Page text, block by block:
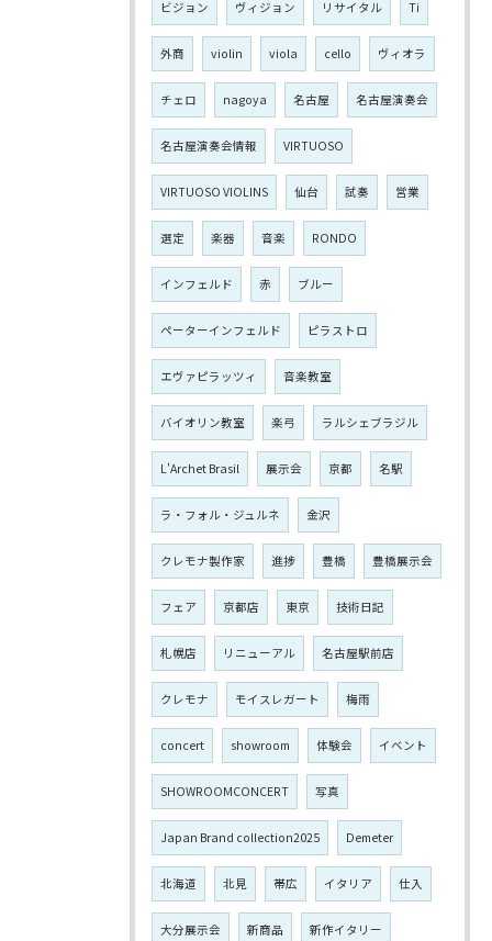
ビジョン ヴィジョン リサイタル Ti
外商 violin viola cello ヴィオラ
チェロ nagoya 名古屋 名古屋演奏会
名古屋演奏会情報 VIRTUOSO
VIRTUOSO VIOLINS 仙台 試奏 営業
選定 楽器 音楽 RONDO
インフェルド 赤 ブルー
ペーターインフェルド ピラストロ
エヴァピラッツィ 音楽教室
バイオリン教室 楽弓 ラルシェブラジル
L'Archet Brasil 展示会 京都 名駅
ラ・フォル・ジュルネ 金沢
クレモナ製作家 進捗 豊橋 豊橋展示会
フェア 京都店 東京 技術日記
札幌店 リニューアル 名古屋駅前店
クレモナ モイスレガート 梅雨
concert showroom 体験会 イベント
SHOWROOMCONCERT 写真
Japan Brand collection2025 Demeter
北海道 北見 帯広 イタリア 仕入
大分展示会 新商品 新作イタリー